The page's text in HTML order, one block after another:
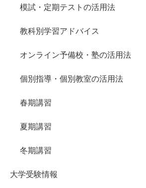
模試・定期テストの活用法
教科別学習アドバイス
オンライン予備校・塾の活用法
個別指導・個別教室の活用法
春期講習
夏期講習
冬期講習
大学受験情報